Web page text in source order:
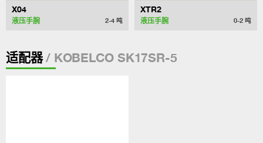
X04
液压手腕 2-4 吨
XTR2
液压手腕 0-2 吨
适配器/ KOBELCO SK17SR-5